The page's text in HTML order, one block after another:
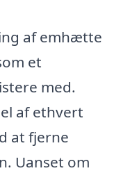
af emhætte
et
med.
af ethvert
at fjerne
Uanset om